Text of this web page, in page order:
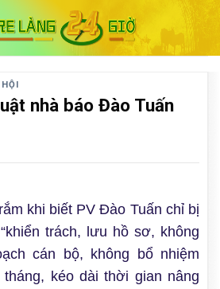
nhà báo Đào Tuấn
khi biết PV Đào Tuấn chỉ bị
trách, lưu hồ sơ, không
cán bộ, không bổ nhiệm
kéo dài thời gian nâng